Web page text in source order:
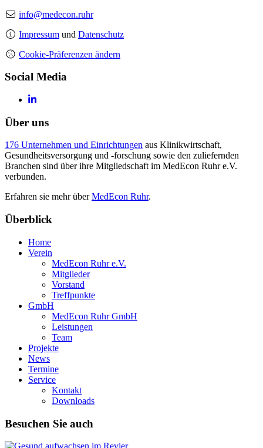
info@medecon.ruhr
Impressum und Datenschutz
Cookie-Präferenzen ändern
Social Media
Über uns
176 Unternehmen und Einrichtungen aus Klinikwirtschaft,
Gesundheitsversorgung und -forschung sowie den zuliefernden
Branchen sind über ihre Mitgliedschaft im MedEcon Ruhr e.V.
verbunden.
Erfahren sie mehr überMedEcon Ruhr.
Überblick
Home
Verein
MedEcon Ruhr e.V.
Mitglieder
Vorstand
Treffpunkte
GmbH
MedEcon Ruhr GmbH
Leistungen
Team
Projekte
News
Termine
Service
Kontakt
Downloads
Besuchen Sie auch